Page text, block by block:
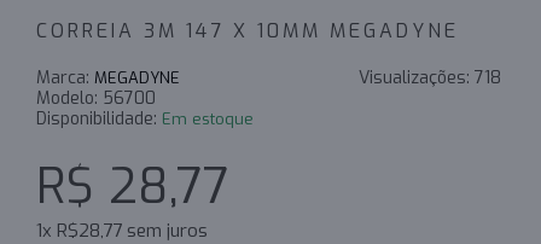
CORREIA 3M 147 X 10MM MEGADYNE
Visualizações: 718
Marca: MEGADYNE
Modelo: 56700
Disponibilidade: Em estoque
R$ 28,77
1x R$28,77 sem juros